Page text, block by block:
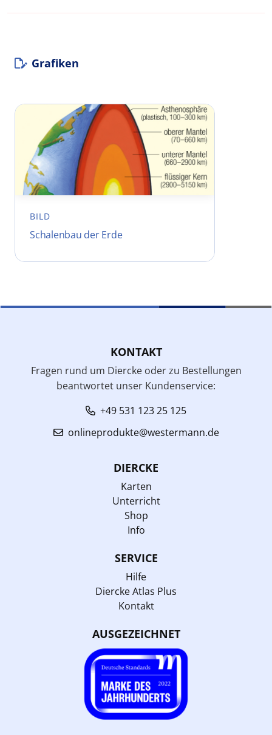
Grafiken
BILD
Schalenbau der Erde
KONTAKT
Fragen rund um Diercke oder zu Bestellungen
beantwortet unser Kundenservice:
+49 531 123 25 125
onlineprodukte@westermann.de
DIERCKE
Karten
Unterricht
Shop
Info
SERVICE
Hilfe
Diercke Atlas Plus
Kontakt
AUSGEZEICHNET